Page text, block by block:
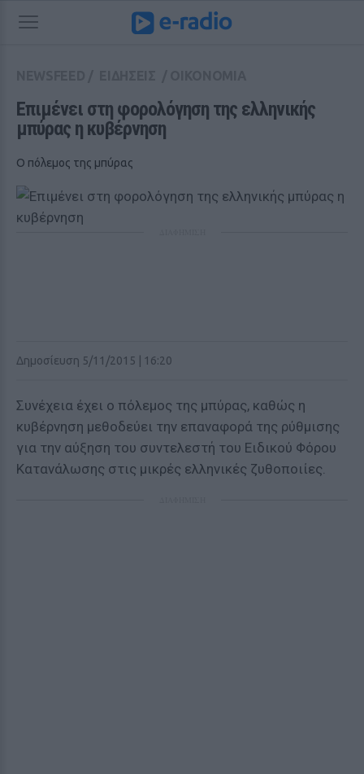
Επιμένει στη φορολόγηση της ελληνικής
μπύρας η κυβέρνηση
Ο πόλεμος της μπύρας
Δημοσίευση 5/11/2015 | 16:20
Συνέχεια έχει ο πόλεμος της μπύρας, καθώς η
κυβέρνηση μεθοδεύει την επαναφορά της ρύθμισης
για την αύξηση του συντελεστή του Ειδικού Φόρου
Κατανάλωσης στις μικρές ελληνικές ζυθοποιίες.